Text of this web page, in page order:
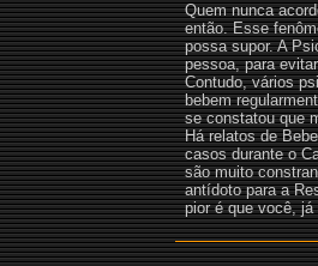
Quem nunca
então. Esse
possa supor. A
pessoa, para
Contudo, vários
bebem
se constatou que
Há relatos de
casos durante o
são muito
antídoto para a
pior é que você, já